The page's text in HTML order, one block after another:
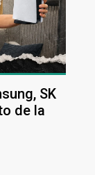
SK
de la